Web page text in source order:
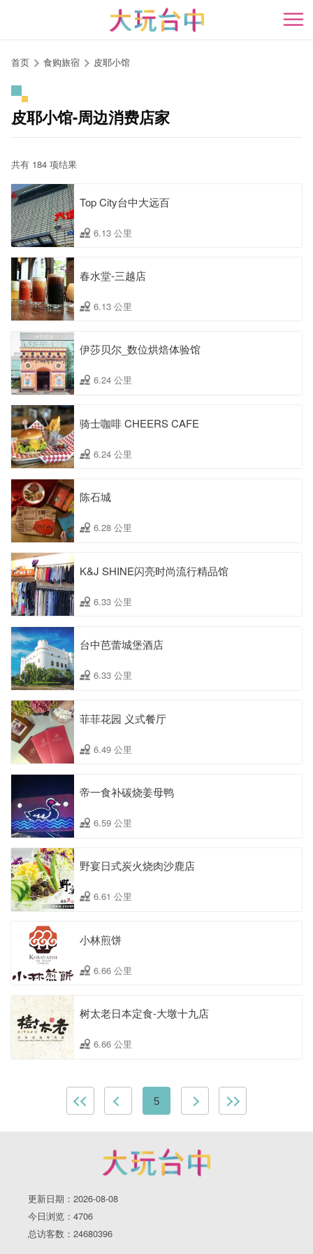
开
首页 食购旅宿 皮耶小馆
皮耶小馆-周边消费店家
共有 184 项结果
Top City台中大远百
6.13 公里
春水堂-三越店
6.13 公里
伊莎贝尔_数位烘焙体验馆
6.24 公里
骑士咖啡 CHEERS CAFE
6.24 公里
陈石城
6.28 公里
K&J SHINE闪亮时尚流行精品馆
6.33 公里
台中芭蕾城堡酒店
6.33 公里
菲菲花园 义式餐厅
6.49 公里
帝一食补碳烧姜母鸭
6.59 公里
野宴日式炭火烧肉沙鹿店
6.61 公里
小林煎饼
6.66 公里
树太老日本定食-大墩十九店
6.66 公里
5
更新日期：2026-08-08
今日浏览：4706
总访客数：24680396